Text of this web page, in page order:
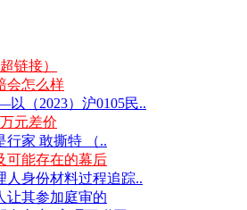
链接）
会怎么样
（2023）沪0105民..
元差价
家 敢撕特 （..
可能存在的幕后
人身份材料过程追踪..
让其参加庭审的